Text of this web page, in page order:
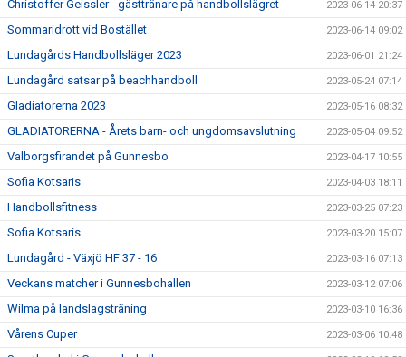
Christoffer Geissler - gästtränare på handbollslägret 2023-06-14 20:37
Sommaridrott vid Bostället 2023-06-14 09:02
Lundagårds Handbollsläger 2023 2023-06-01 21:24
Lundagård satsar på beachhandboll 2023-05-24 07:14
Gladiatorerna 2023 2023-05-16 08:32
GLADIATORERNA - Årets barn- och ungdomsavslutning 2023-05-04 09:52
Valborgsfirandet på Gunnesbo 2023-04-17 10:55
Sofia Kotsaris 2023-04-03 18:11
Handbollsfitness 2023-03-25 07:23
Sofia Kotsaris 2023-03-20 15:07
Lundagård - Växjö HF 37 - 16 2023-03-16 07:13
Veckans matcher i Gunnesbohallen 2023-03-12 07:06
Wilma på landslagsträning 2023-03-10 16:36
Vårens Cuper 2023-03-06 10:48